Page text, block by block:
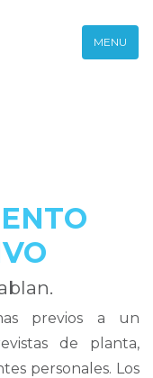
MENU
previos a un
de planta,
personales. Los